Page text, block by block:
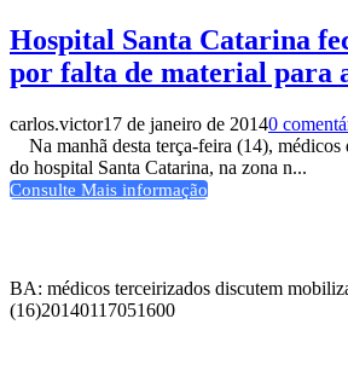
Hospital Santa Catarina
por falta de material para
carlos.victor17 de janeiro de 20140
Na manhã desta terça-feira (14), médicos
do hospital Santa Catarina, na zona n...
Consulte Mais informação
BA: médicos terceirizados discutem
(16)20140117051600